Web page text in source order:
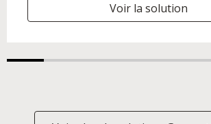
Voir la solution